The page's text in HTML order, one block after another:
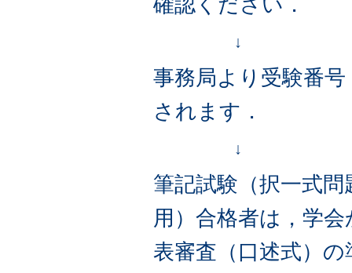
確認ください．
↓
事務局より受験番
されます．
↓
筆記試験（択一式
用）合格者は，学
表審査（口述式）